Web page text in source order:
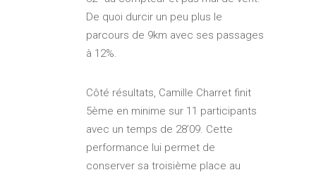
De quoi durcir un peu plus le
parcours de 9km avec ses passages
à 12%.
Côté résultats, Camille Charret finit
5ème en minime sur 11 participants
avec un temps de 28’09. Cette
performance lui permet de
conserver sa troisième place au